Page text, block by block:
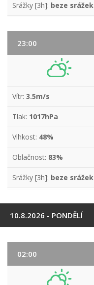
Srážky [3h]: beze srážek
23:00
Vítr: 3.5m/s
Tlak: 1017hPa
Vlhkost: 48%
Oblačnost: 83%
Srážky [3h]: beze srážek
10.8.2026 - PONDĚLÍ
02:00